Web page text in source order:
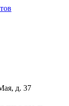
д. 37